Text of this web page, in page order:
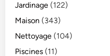
Jardinage (122)
Maison (343)
Nettoyage (104)
Piscines (11)